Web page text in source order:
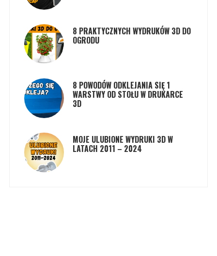
8 PRAKTYCZNYCH WYDRUKÓW 3D DO
OGRODU
8 POWODÓW ODKLEJANIA SIĘ 1
WARSTWY OD STOŁU W DRUKARCE
3D
MOJE ULUBIONE WYDRUKI 3D W
LATACH 2011 – 2024